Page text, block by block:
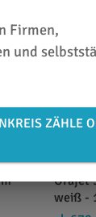
Orajet
weiß -
Firmen,
und
ZÄHLE